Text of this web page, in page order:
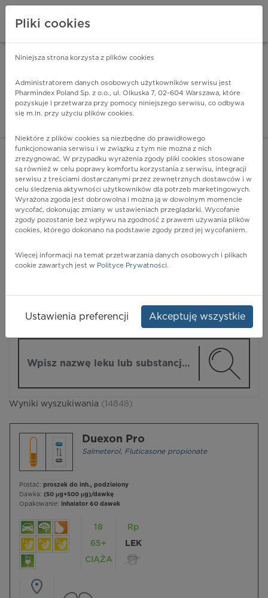
Pharmindex - lider
ZALOGUJ SIĘ
POKAŻ FILTRY
Pharmindex
Wyniki wyszukiwania (14848)
Duexon Pro
Salmeterol, Fluticasone propionate
Postać: proszek do inh., podzielony
Dawka: (50 µg+500 µg)/dawkę
Opakowanie: inhalator 60 dawek
18
65+
CIĄŻA
Rp
LEK
Pliki cookies
Niniejsza strona korzysta z plików cookies
Administratorem danych osobowych użytkowników serwisu jest
Pharmindex Poland Sp. z o.o., ul. Olkuska 7, 02-604 Warszawa, które
pozyskuje i przetwarza przy pomocy niniejszego serwisu, co odbywa
się m.in. przy użyciu plików cookies.
Niektóre z plików cookies są niezbędne do prawidłowego
funkcjonowania serwisu i w związku z tym nie można z nich
zrezygnować. W przypadku wyrażenia zgody pliki cookies stosowane
są również w celu poprawy komfortu korzystania z serwisu, integracji
serwisu z treściami dostarczanymi przez zewnętrznych dostawców i w
celu śledzenia aktywności użytkowników dla potrzeb marketingowych.
Wyrażona zgoda jest dobrowolna i można ją w dowolnym momencie
wycofać, dokonując zmiany w ustawieniach przeglądarki. Wycofanie
zgody pozostanie bez wpływu na zgodność z prawem używania plików
cookies, którego dokonano na podstawie zgody przed jej wycofaniem.
Więcej informacji na temat przetwarzania danych osobowych i plikach
cookie zawartych jest w Polityce Prywatności.
Ustawienia preferencji Akceptuję wszystkie
ZA DARMO - w Google Play INSTALUJ